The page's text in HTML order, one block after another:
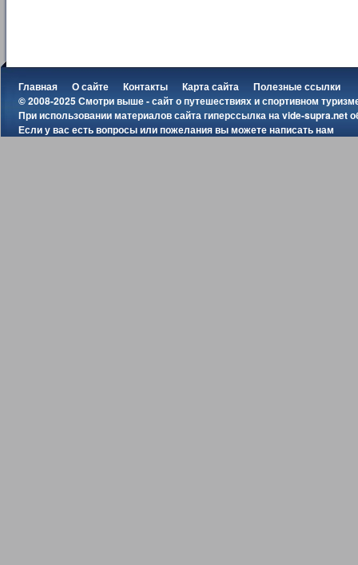
Главная О сайте Контакты Карта сайта
Полезные ссылки
© 2008-2025 Смотри выше - сайт о путешествиях и спортивном
При использовании материалов сайта гиперссылка наvide-supra.net
Если у вас есть вопросы или пожелания вы можетенаписать нам